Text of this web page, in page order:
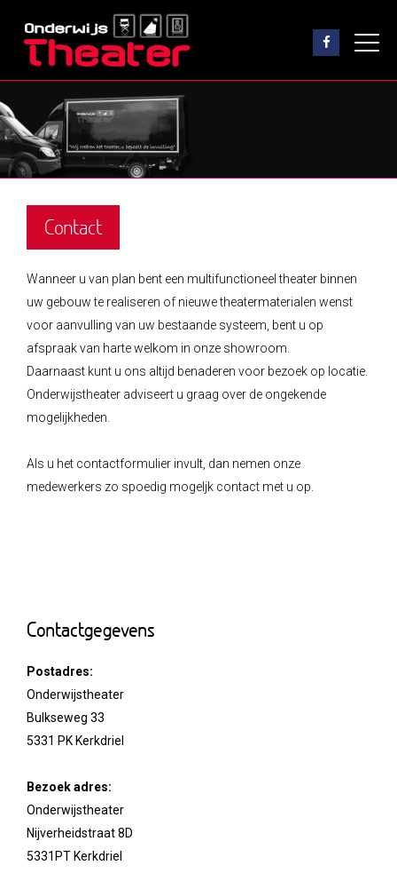
Contact
Wanneer u van plan bent een multifunctioneel theater binnen
uw gebouw te realiseren of nieuwe theatermaterialen wenst
voor aanvulling van uw bestaande systeem, bent u op
afspraak van harte welkom in onze showroom.
Daarnaast kunt u ons altijd benaderen voor bezoek op locatie.
Onderwijstheater adviseert u graag over de ongekende
mogelijkheden.
Als u het contactformulier invult, dan nemen onze
medewerkers zo spoedig mogeljk contact met u op.
Contactgegevens
Postadres:
Onderwijstheater
Bulkseweg 33
5331 PK Kerkdriel
Bezoek adres:
Onderwijstheater
Nijverheidstraat 8D
5331PT Kerkdriel